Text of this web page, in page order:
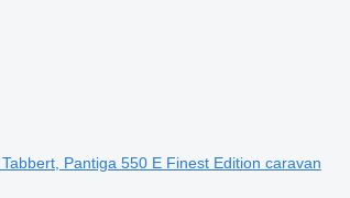
Pantiga 550 E Finest Edition caravan